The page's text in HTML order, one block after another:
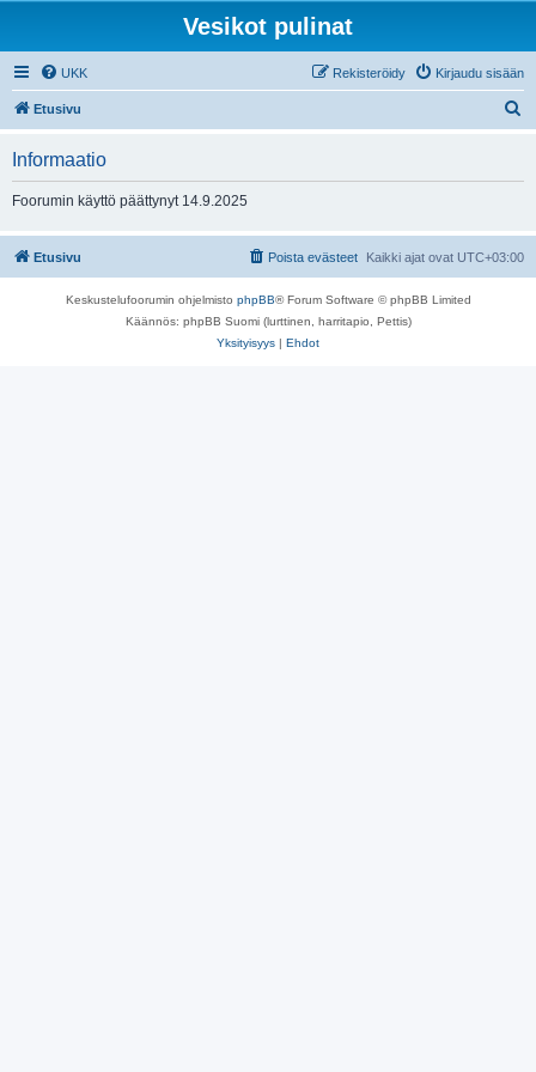
Vesikot pulinat
UKK Kirjaudu sisään
Rekisteröidy
Etusivu
Informaatio
Foorumin käyttö päättynyt 14.9.2025
Etusivu Kaikki ajat ovat UTC+03:00
Poista evästeet
Keskustelufoorumin ohjelmisto phpBB® Forum Software © phpBB Limited
Käännös: phpBB Suomi (lurttinen, harritapio, Pettis)
Yksityisyys | Ehdot